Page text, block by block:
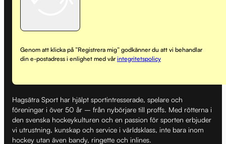
Genom att klicka på ”Registrera mig” godkänner du att vi behandlar
din e-postadress i enlighet med vårintegritetspolicy
Hagsätra Sport har hjälpt sportintresserade, spelare och
föreningar i över 50 år – från nybörjare till proffs. Med rötterna i
den svenska hockeykulturen och en passion för sporten erbjuder
vi utrustning, kunskap och service i världsklass, inte bara inom
hockey utan även bandy, ringette och inlines.